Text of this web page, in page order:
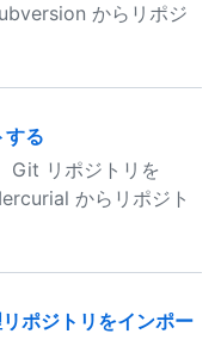
からリポジ
る
Git リポジトリを
からリポジト
ポジトリをインポー